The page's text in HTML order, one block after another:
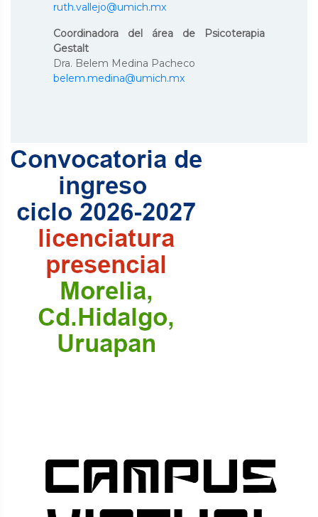
ruth.vallejo@umich.mx
Coordinadora del área de Psicoterapia
Gestalt
Dra. Belem Medina Pacheco
belem.medina@umich.mx